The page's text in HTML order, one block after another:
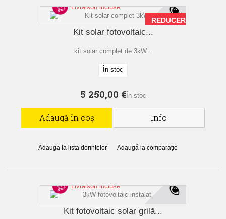
Livraison incluse
REDUCERE!
Kit solar fotovoltaic...
kit solar complet de 3kW...
În stoc
5 250,00 €În stoc
Adaugă în coș Info
Adauga la lista dorintelor Adaugă la comparație
Livraison incluse
Kit fotovoltaic solar grilă...